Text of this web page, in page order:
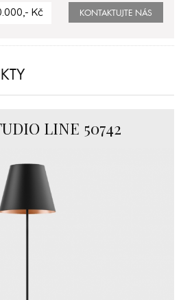
KONTAKTUJTE NÁS
Kč
LINE 50742